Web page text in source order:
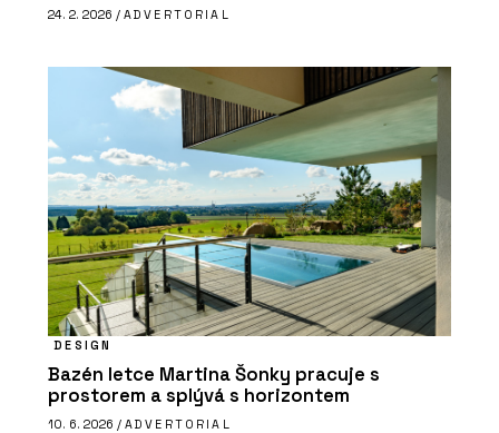
24. 2. 2026 / ADVERTORIAL
DESIGN
Bazén letce Martina Šonky pracuje s
prostorem a splývá s horizontem
10. 6. 2026 / ADVERTORIAL